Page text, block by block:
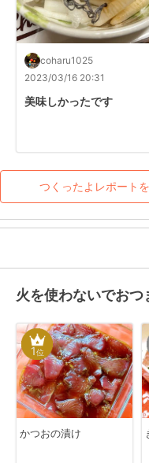
coharu1025
2023/03/16 20:31
美味しかったです
つくったよレポート
火を使わないでお
1位
かつおの漬け